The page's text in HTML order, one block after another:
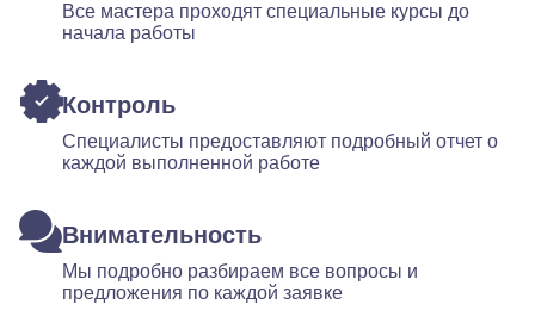
Все мастера проходят специальные курсы до
начала работы
Контроль
Специалисты предоставляют подробный отчет о
каждой выполненной работе
Внимательность
Мы подробно разбираем все вопросы и
предложения по каждой заявке